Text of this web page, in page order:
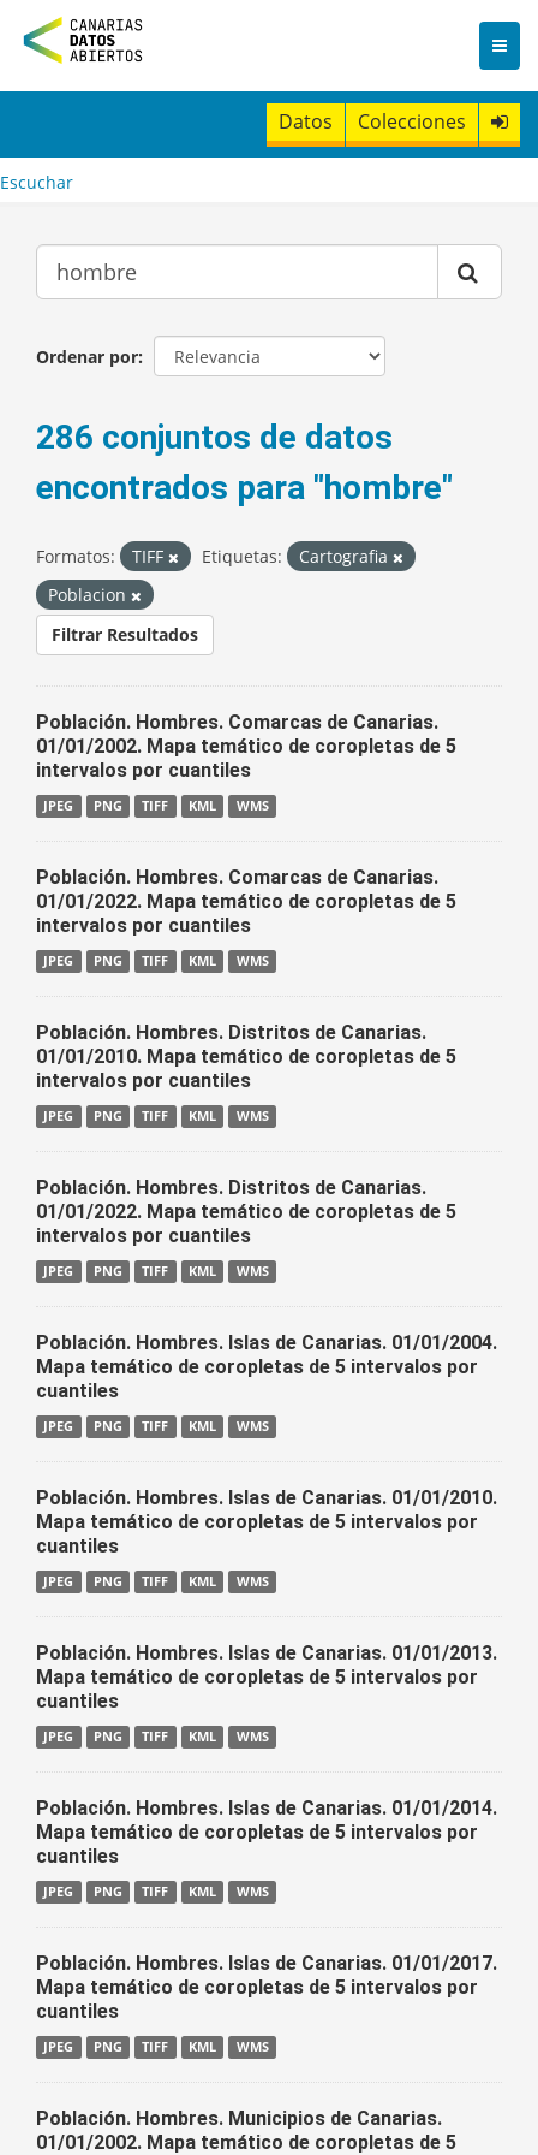
n
t
Datos Colecciones
Escuchar
Ordenar por
286 conjuntos de datos
encontrados para "hombre"
Formatos: TIFF Etiquetas:
Cartografia
Poblacion
Filtrar Resultados
Población. Hombres. Comarcas de Canarias.
01/01/2002. Mapa temático de coropletas de 5
intervalos por cuantiles
JPEG PNG TIFF KML WMS
Población. Hombres. Comarcas de Canarias.
01/01/2022. Mapa temático de coropletas de 5
intervalos por cuantiles
JPEG PNG TIFF KML WMS
Población. Hombres. Distritos de Canarias.
01/01/2010. Mapa temático de coropletas de 5
intervalos por cuantiles
JPEG PNG TIFF KML WMS
Población. Hombres. Distritos de Canarias.
01/01/2022. Mapa temático de coropletas de 5
intervalos por cuantiles
JPEG PNG TIFF KML WMS
Población. Hombres. Islas de Canarias. 01/01/2004.
Mapa temático de coropletas de 5 intervalos por
cuantiles
JPEG PNG TIFF KML WMS
Población. Hombres. Islas de Canarias. 01/01/2010.
Mapa temático de coropletas de 5 intervalos por
cuantiles
JPEG PNG TIFF KML WMS
Población. Hombres. Islas de Canarias. 01/01/2013.
Mapa temático de coropletas de 5 intervalos por
cuantiles
JPEG PNG TIFF KML WMS
Población. Hombres. Islas de Canarias. 01/01/2014.
Mapa temático de coropletas de 5 intervalos por
cuantiles
JPEG PNG TIFF KML WMS
Población. Hombres. Islas de Canarias. 01/01/2017.
Mapa temático de coropletas de 5 intervalos por
cuantiles
JPEG PNG TIFF KML WMS
Población. Hombres. Municipios de Canarias.
01/01/2002. Mapa temático de coropletas de 5